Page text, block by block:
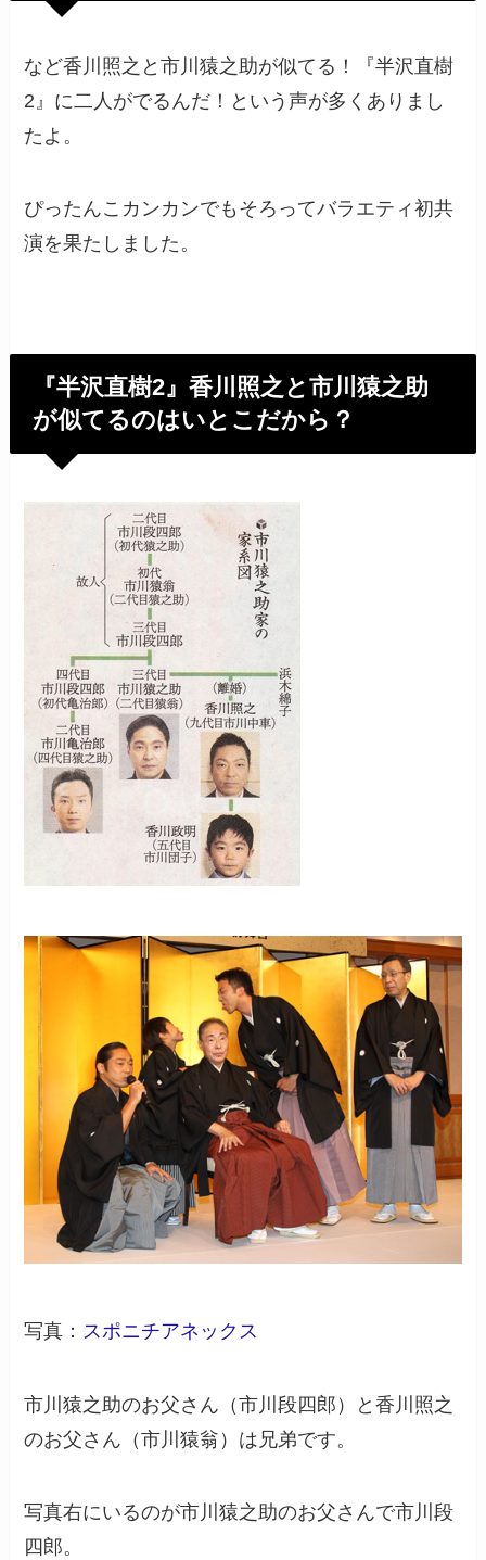
など香川照之と市川猿之助が似てる！『半沢直樹
2』に二人がでるんだ！という声が多くありまし
たよ。
ぴったんこカンカンでもそろってバラエティ初共
演を果たしました。
『半沢直樹2』香川照之と市川猿之助
が似てるのはいとこだから？
写真： スポニチアネックス
市川猿之助のお父さん（市川段四郎）と香川照之
のお父さん（市川猿翁）は兄弟です。
写真右にいるのが市川猿之助のお父さんで市川段
四郎。